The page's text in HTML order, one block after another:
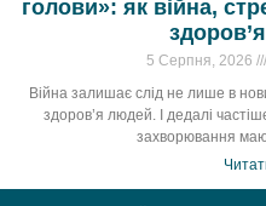
голови»: як війна,
5 Серпня, 2026
Війна залишає слід не лише в
здоров’я людей. І дедалі
захворювання